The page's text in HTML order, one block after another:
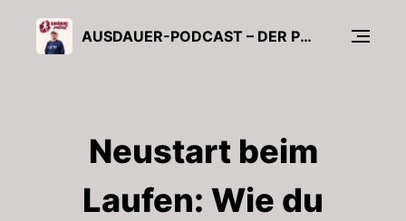
AUSDAUER-PODCAST – DER PODCAST VOM AUSDAUERCLUB ÜBERS LAUFEN
Neustart beim
Laufen: Wie du